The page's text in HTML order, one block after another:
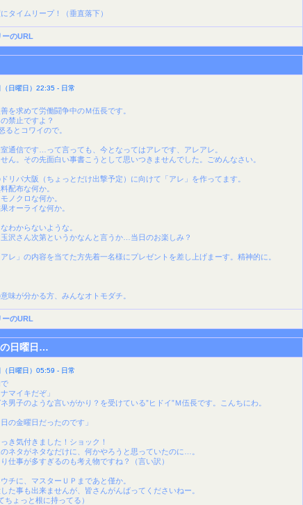
タイムリープ！（垂直落下）
ーのURL
日曜日）22:35 - 日常
を求めて労働闘争中のＭ伍長です。
禁止ですよ？
るとコワイので。
通信です…って言っても、今となってはアレです、アレアレ。
ん。その先面白い事書こうとして思いつきませんでした。ごめんなさい。
リパ大阪（ちょっとだけ出撃予定）に向けて「アレ」を作ってます。
配布な何か。
ノクロな何か。
オーライな何か。
わからないような。
沢さん次第というかなんと言うか…当日のお楽しみ？
レ」の内容を当てた方先着一名様にプレゼントを差し上げまーす。精神的に。
味が分かる方、みんなオトモダチ。
ーのURL
日曜日…
日曜日）05:59 - 日常
マイキだぞ」
男子のような言いがかり？を受けている”ヒドイ”Ｍ伍長です。こんちにわ。
の金曜日だったのです」
き気付きました！ショック！
ネタがネタなだけに、何かやろうと思っていたのに…。
仕事が多すぎるのも考え物ですね？（言い訳）
チに、マスターＵＰまであと僅か。
た事も出来ませんが、皆さんがんばってくださいねー。
ちょっと根に持ってる）